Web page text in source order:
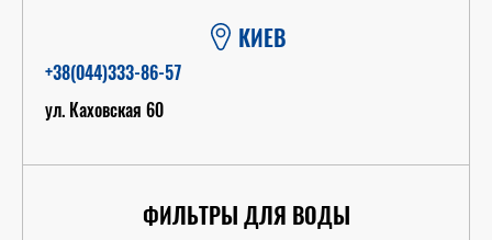
КИЕВ
+38(044)333-86-57
ул. Каховская 60
ФИЛЬТРЫ ДЛЯ ВОДЫ